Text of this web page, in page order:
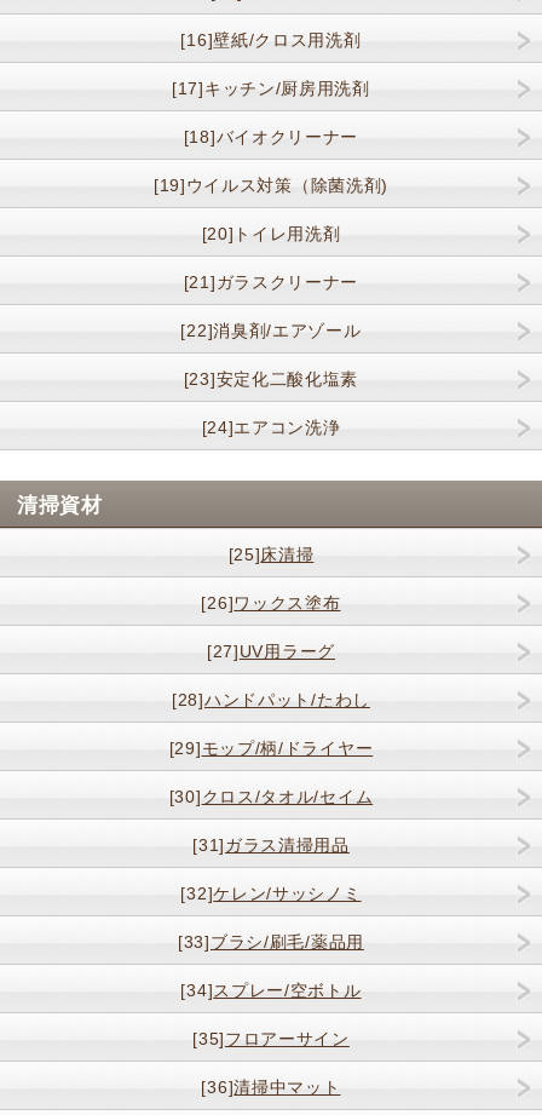
[16]壁紙/クロス用洗剤
[17]キッチン/厨房用洗剤
[18]バイオクリーナー
[19]ウイルス対策（除菌洗剤)
[20]トイレ用洗剤
[21]ガラスクリーナー
[22]消臭剤/エアゾール
[23]安定化二酸化塩素
[24]エアコン洗浄
清掃資材
[25]床清掃
[26]ワックス塗布
[27]UV用ラーグ
[28]ハンドパット/たわし
[29]モップ/柄/ドライヤー
[30]クロス/タオル/セイム
[31]ガラス清掃用品
[32]ケレン/サッシノミ
[33]ブラシ/刷毛/薬品用
[34]スプレー/空ボトル
[35]フロアーサイン
[36]清掃中マット